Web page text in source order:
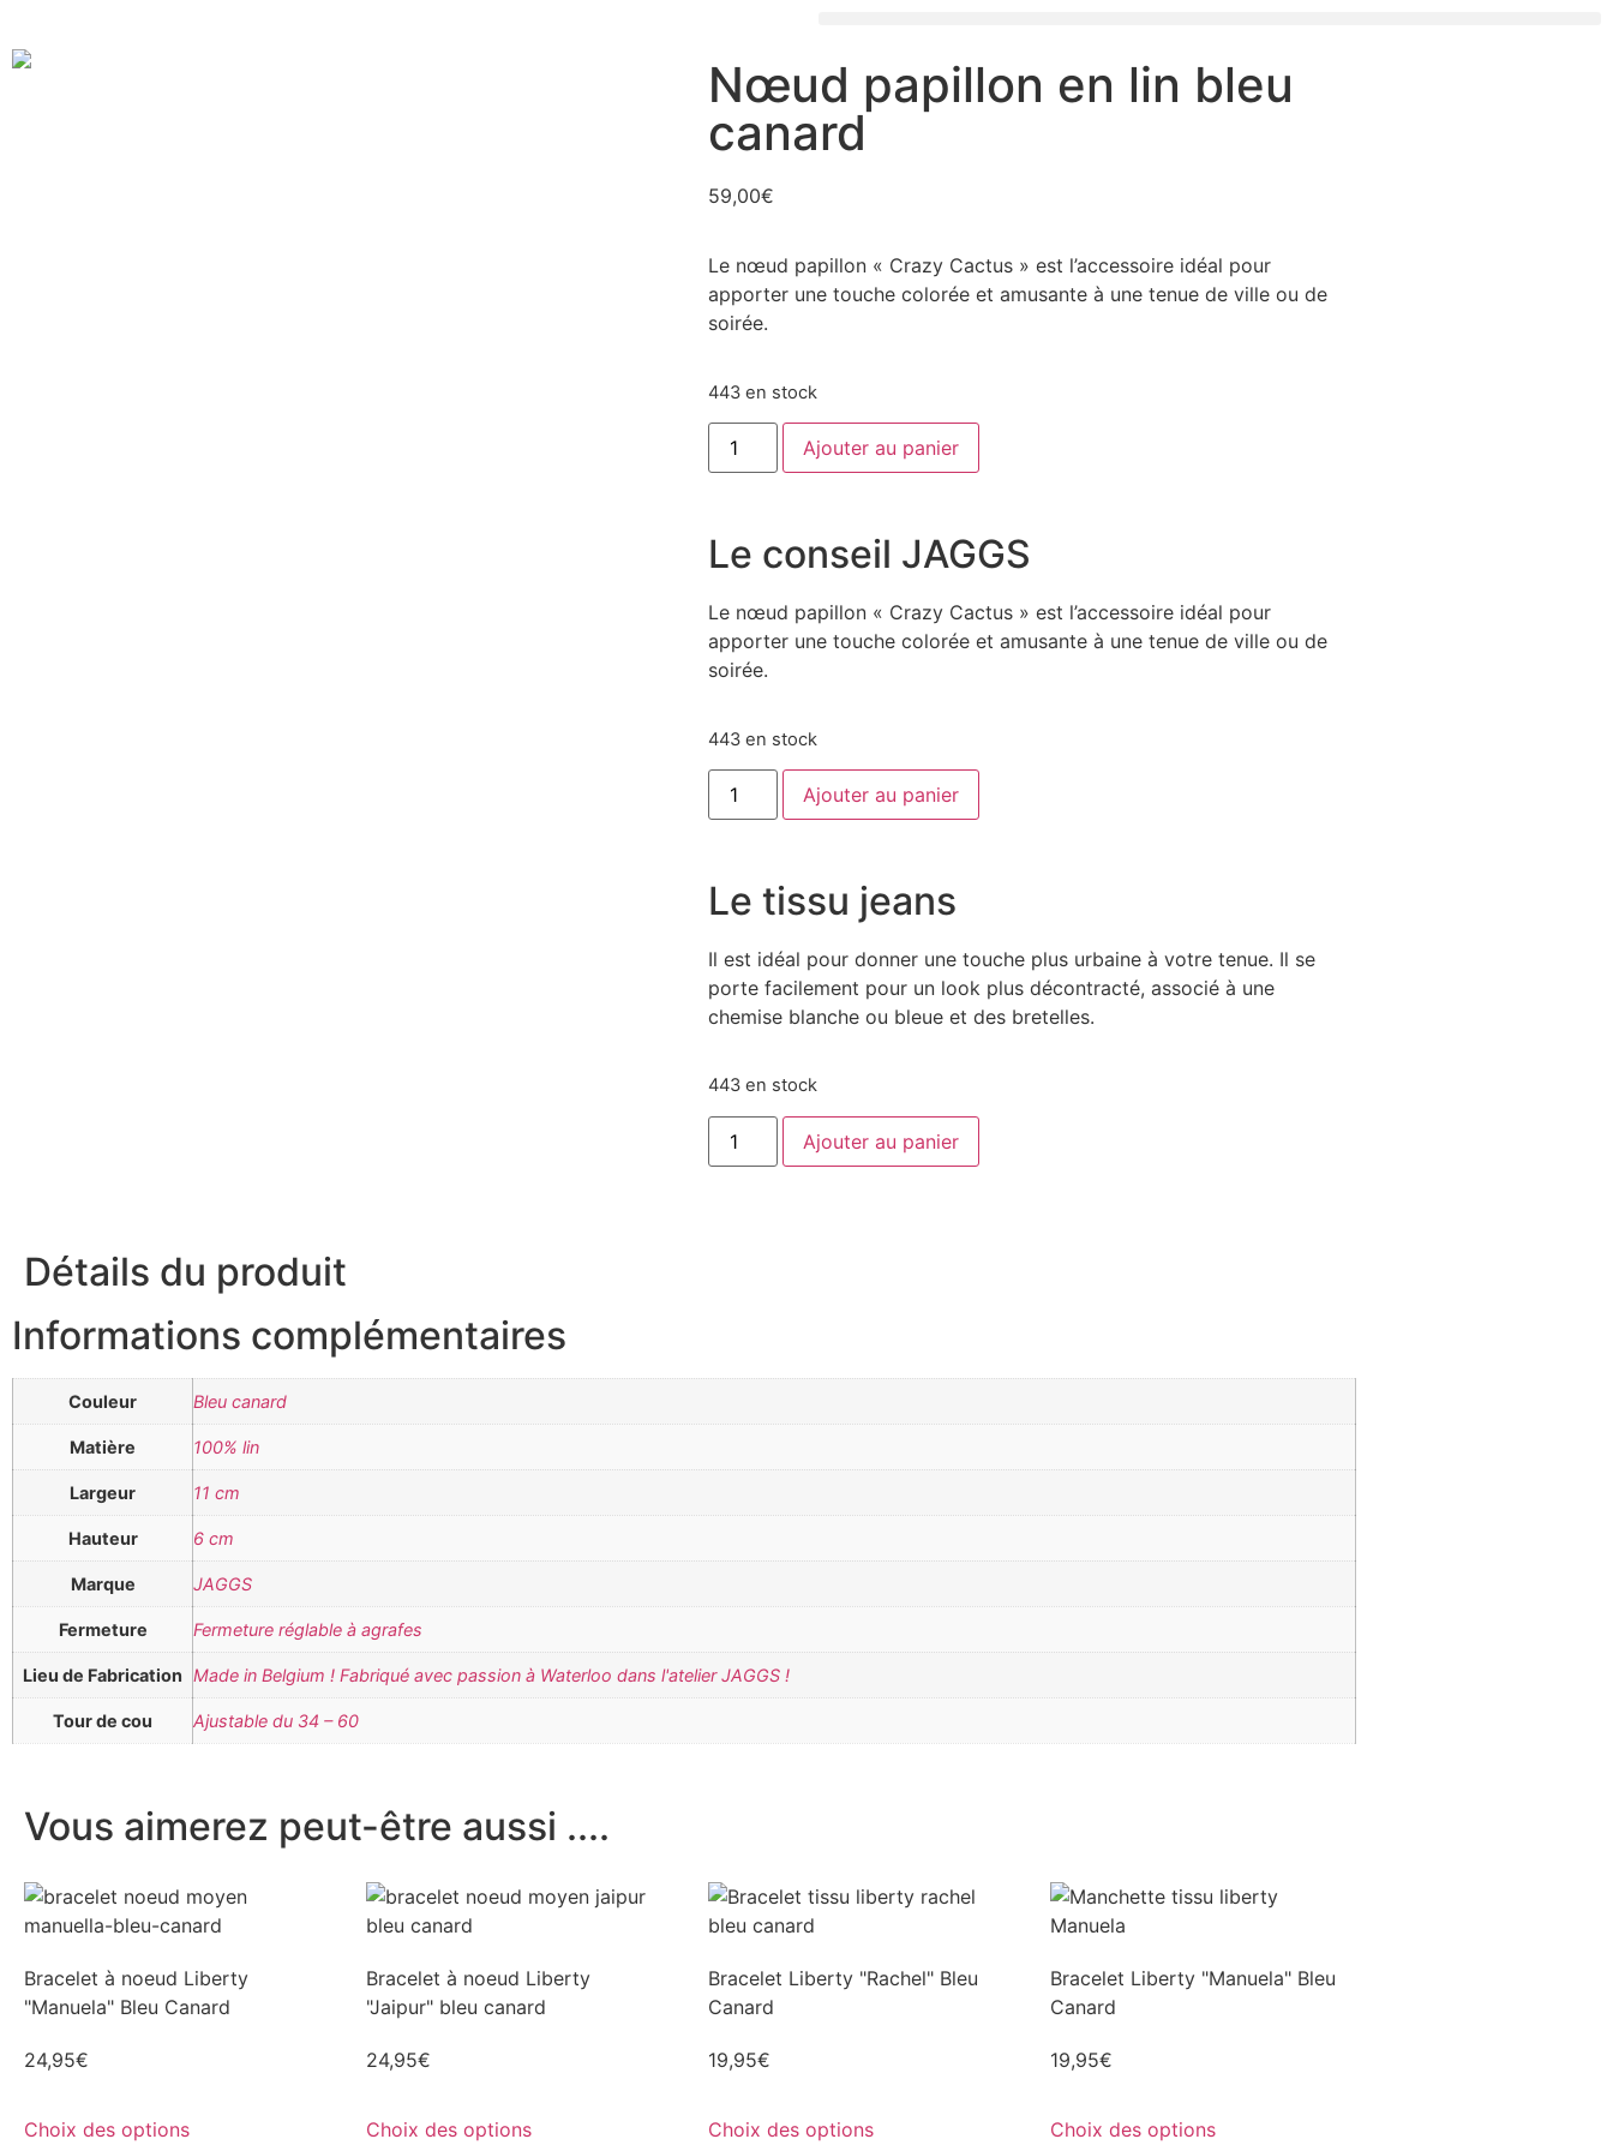
Nœud papillon en lin bleu
canard
59,00€
Le nœud papillon « Crazy Cactus » est l’accessoire idéal pour
apporter une touche colorée et amusante à une tenue de ville ou de
soirée.
443 en stock
Ajouter au panier
Le conseil JAGGS
Le nœud papillon « Crazy Cactus » est l’accessoire idéal pour
apporter une touche colorée et amusante à une tenue de ville ou de
soirée.
443 en stock
Ajouter au panier
Le tissu jeans
Il est idéal pour donner une touche plus urbaine à votre tenue. Il se
porte facilement pour un look plus décontracté, associé à une
chemise blanche ou bleue et des bretelles.
443 en stock
Ajouter au panier
Détails du produit
Informations complémentaires
Couleur Bleu canard
Matière 100% lin
Largeur 11 cm
Hauteur 6 cm
Marque JAGGS
Fermeture Fermeture réglable à agrafes
Lieu de Fabrication Made in Belgium ! Fabriqué avec passion à Waterloo dans l'atelier JAGGS !
Tour de cou Ajustable du 34 – 60
Vous aimerez peut-être aussi ....
Bracelet à noeud Liberty
"Manuela" Bleu Canard
24,95€
Choix des options
Bracelet à noeud Liberty
"Jaipur" bleu canard
24,95€
Choix des options
Bracelet Liberty "Rachel" Bleu
Canard
19,95€
Choix des options
Bracelet Liberty "Manuela" Bleu
Canard
19,95€
Choix des options